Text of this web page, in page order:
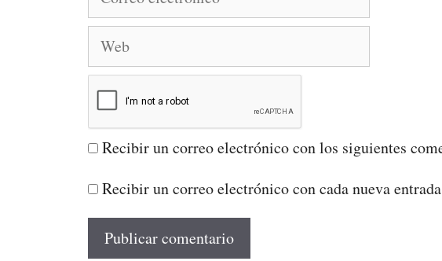
Web
Recibir un correo electrónico con los siguientes
Recibir un correo electrónico con cada nueva